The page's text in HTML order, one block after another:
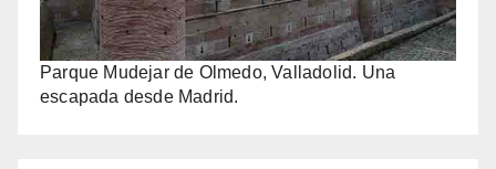
Parque Mudejar de Olmedo, Valladolid. Una
escapada desde Madrid.